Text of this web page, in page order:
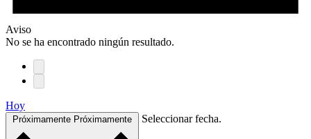
Aviso
No se ha encontrado ningún resultado.
Hoy
Próximamente Próximamente Seleccionar fecha.